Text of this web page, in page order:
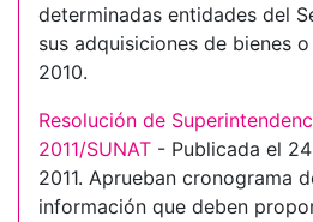
determinadas entidades del
sus adquisiciones de bienes
2010.
Resolución de
2011/SUNAT - Publicada el
2011. Aprueban cronograma
información que deben